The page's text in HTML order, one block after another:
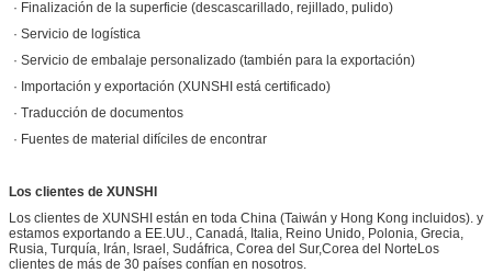
· Finalización de la superficie (descascarillado, rejillado, pulido)
· Servicio de logística
· Servicio de embalaje personalizado (también para la exportación)
· Importación y exportación (XUNSHI está certificado)
· Traducción de documentos
· Fuentes de material difíciles de encontrar
Los clientes de XUNSHI
Los clientes de XUNSHI están en toda China (Taiwán y Hong Kong incluidos). y
estamos exportando a EE.UU., Canadá, Italia, Reino Unido, Polonia, Grecia,
Rusia, Turquía, Irán, Israel, Sudáfrica, Corea del Sur,Corea del NorteLos
clientes de más de 30 países confían en nosotros.